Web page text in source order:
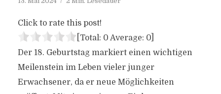
Click to rate this post!
[Total: 0 Average: 0]
Der 18. Geburtstag markiert einen wichtigen
Meilenstein im Leben vieler junger
Erwachsener, da er neue Möglichkeiten